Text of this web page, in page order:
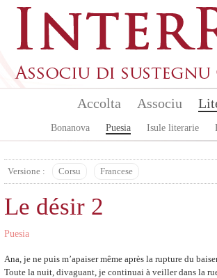
Accolta Associu
Bonanova Puesia Isule literarie
Versione : Corsu Francese
Le désir 2
Puesia
Ana, je ne puis m’apaiser même après la rupture du
Toute la nuit, divaguant, je continuai à veiller dans la